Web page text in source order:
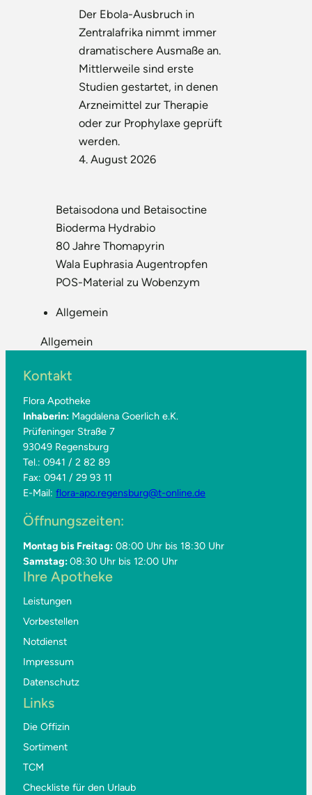
Der Ebola-Ausbruch in
Zentralafrika nimmt immer
dramatischere Ausmaße an.
Mittlerweile sind erste
Studien gestartet, in denen
Arzneimittel zur Therapie
oder zur Prophylaxe geprüft
werden.
4. August 2026
Betaisodona und Betaisoctine
Bioderma Hydrabio
80 Jahre Thomapyrin
Wala Euphrasia Augentropfen
POS-Material zu Wobenzym
Allgemein
Allgemein
Kontakt
Flora Apotheke
Inhaberin: Magdalena Goerlich e.K.
Prüfeninger Straße 7
93049 Regensburg
Tel.: 0941 / 2 82 89
Fax: 0941 / 29 93 11
E-Mail:flora-apo.regensburg@t-online.de
Öffnungszeiten:
Montag bis Freitag: 08:00 Uhr bis 18:30 Uhr
Samstag:08:30 Uhr bis 12:00 Uhr
Ihre Apotheke
Leistungen
Vorbestellen
Notdienst
Impressum
Datenschutz
Links
Die Offizin
Sortiment
TCM
Checkliste für den Urlaub